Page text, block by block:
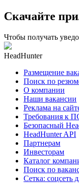
Скачайте
Чтобы получать
HeadHunter
Размещение
Поиск по
О компании
Наши вакансии
Реклама на
Требования к
Безопасный
HeadHunter API
Партнерам
Инвесторам
Каталог
Поиск по
Сетка: соцсеть